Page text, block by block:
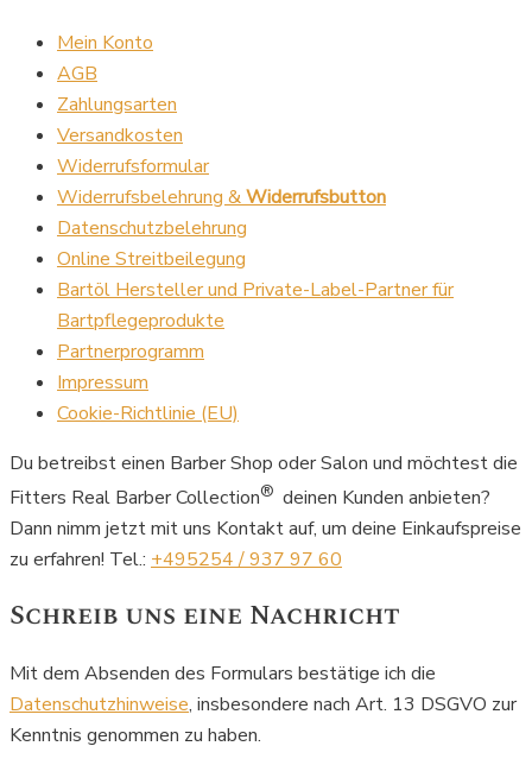
Mein Konto
AGB
Zahlungsarten
Versandkosten
Widerrufsformular
Widerrufsbelehrung &Widerrufsbutton
Datenschutzbelehrung
Online Streitbeilegung
Bartöl Hersteller und Private-Label-Partner für
Bartpflegeprodukte
Partnerprogramm
Impressum
Cookie-Richtlinie (EU)
Du betreibst einen Barber Shop oder Salon und möchtest die
Fitters Real Barber Collection® deinen Kunden anbieten?
Dann nimm jetzt mit uns Kontakt auf, um deine Einkaufspreise
zu erfahren! Tel.: +495254 / 937 97 60
Schreib uns eine Nachricht
Mit dem Absenden des Formulars bestätige ich die
Datenschutzhinweise, insbesondere nach Art. 13 DSGVO zur
Kenntnis genommen zu haben.